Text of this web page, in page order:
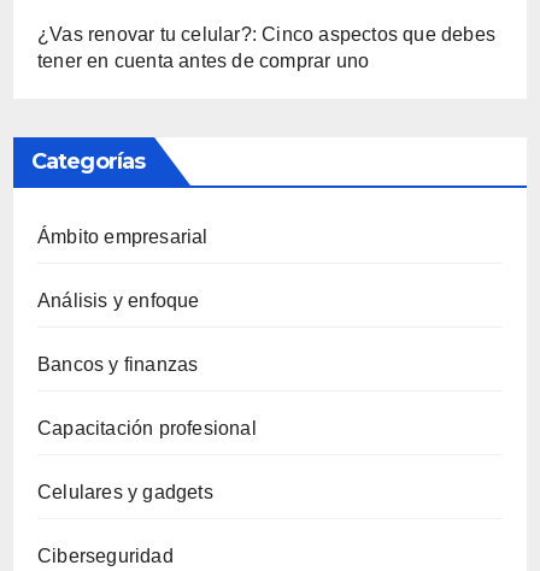
¿Vas renovar tu celular?: Cinco aspectos que debes
tener en cuenta antes de comprar uno
Categorías
Ámbito empresarial
Análisis y enfoque
Bancos y finanzas
Capacitación profesional
Celulares y gadgets
Ciberseguridad